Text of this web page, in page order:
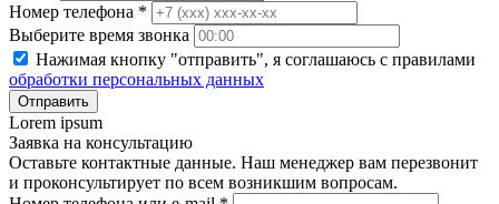
Номер телефона *
Выберите время звонка
Нажимая кнопку "отправить", я соглашаюсь с правилами
обработки персональных данных
Lorem ipsum
Заявка на консультацию
Оставьте контактные данные. Наш менеджер вам перезвонит
и проконсультирует по всем возникшим вопросам.